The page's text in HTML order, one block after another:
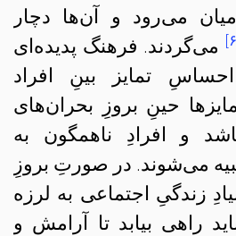
می‌رود و آن‌ها دچار
می‌گردند. فرهنگ پدیده‌ای
تمایز بینِ افراد
حینِ بروزِ بحران‌های
و افرادِ ناهمگون به
می‌شوند. در صورتِ بروزِ
زندگیِ اجتماعی به لرزه
راهی بیابد تا آرامش و